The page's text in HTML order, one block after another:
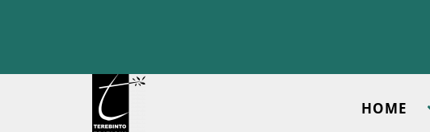
HOME